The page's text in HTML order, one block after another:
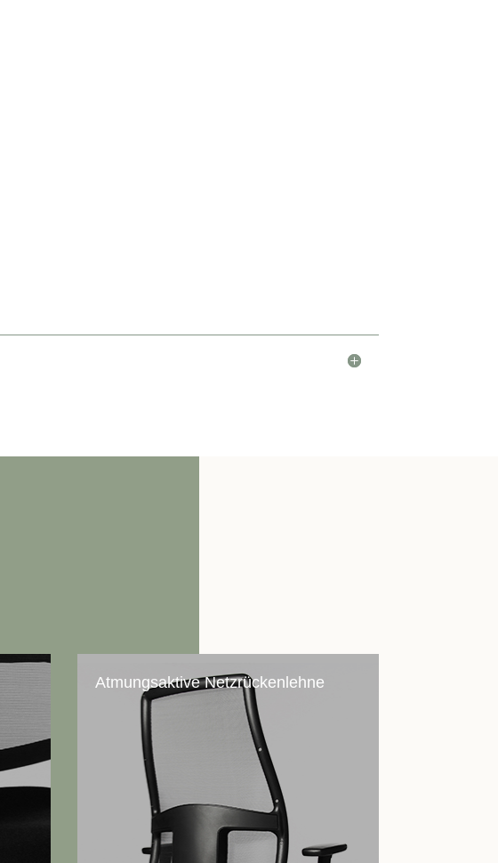
Atmungsaktive Netzrückenlehne